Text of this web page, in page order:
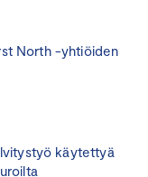
North -yhtiöiden
käytettyä